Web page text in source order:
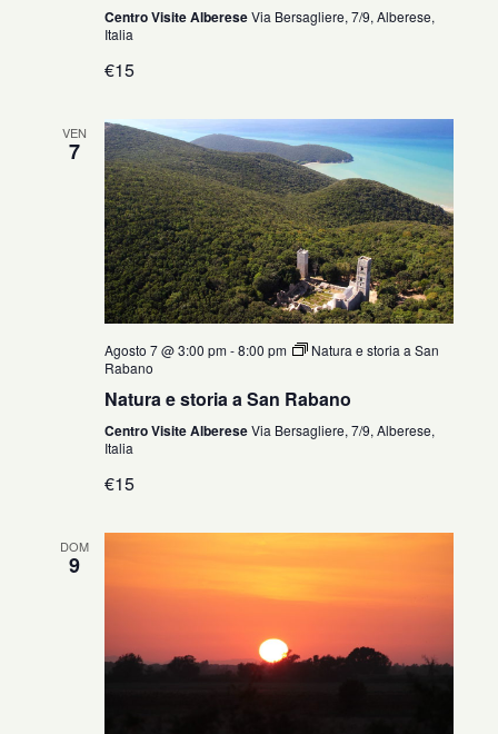
Centro Visite AlbereseVia Bersagliere, 7/9, Alberese,
Italia
€15
VEN
7
Agosto 7 @ 3:00 pm-8:00 pm
Natura e storia a San
Rabano
Natura e storia a San Rabano
Centro Visite AlbereseVia Bersagliere, 7/9, Alberese,
Italia
€15
DOM
9